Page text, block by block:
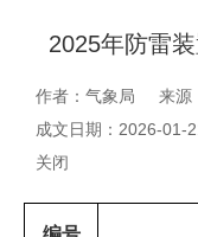
2025年防雷
作者：气象局
来源
成文日期：2026-01-
关闭